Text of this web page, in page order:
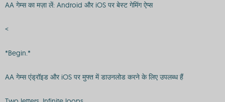
AA गेम्स का मज़ा लें: Android और iOS पर बेस्ट गेमिंग ऐप्स
<
*Begin.*
AA गेम्स एंड्रॉइड और iOS पर मुफ्त में डाउनलोड करने के लिए उपलब्ध हैं